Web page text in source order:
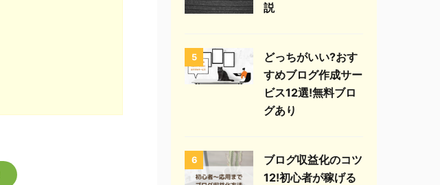
説
5
どっちがいい?おす
すめブログ作成サー
ビス12選!無料ブロ
グあり
6
ブログ収益化のコツ
12!初心者が稼げる